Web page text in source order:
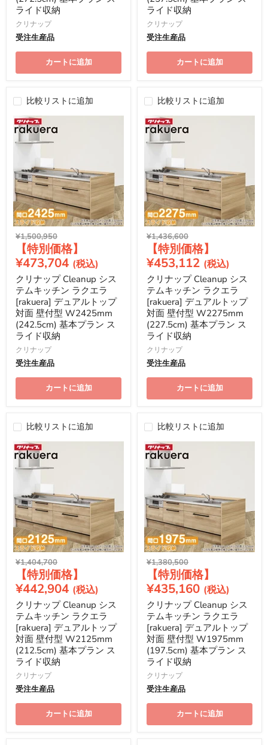
ライド収納
クリナップ
受注生産品
カートに追加
ライド収納
クリナップ
受注生産品
カートに追加
比較リストに追加
元
価
格
¥1,500,950
在
の
価
格
¥473,704
クリナップ Cleanup シス
テムキッチン ラクエラ
[rakuera] デュアルトップ
対面 壁付型 W2425mm
(242.5cm) 基本プラン ス
ライド収納
クリナップ
受注生産品
カートに追加
比較リストに追加
元
価
格
¥1,436,600
在
の
価
格
¥453,112
クリナップ Cleanup シス
テムキッチン ラクエラ
[rakuera] デュアルトップ
対面 壁付型 W2275mm
(227.5cm) 基本プラン ス
ライド収納
クリナップ
受注生産品
カートに追加
比較リストに追加
元
価
格
¥1,404,700
在
の
価
格
¥442,904
クリナップ Cleanup シス
テムキッチン ラクエラ
[rakuera] デュアルトップ
対面 壁付型 W2125mm
(212.5cm) 基本プラン ス
ライド収納
クリナップ
受注生産品
カートに追加
比較リストに追加
元
価
格
¥1,380,500
在
の
価
格
¥435,160
クリナップ Cleanup シス
テムキッチン ラクエラ
[rakuera] デュアルトップ
対面 壁付型 W1975mm
(197.5cm) 基本プラン ス
ライド収納
クリナップ
受注生産品
カートに追加